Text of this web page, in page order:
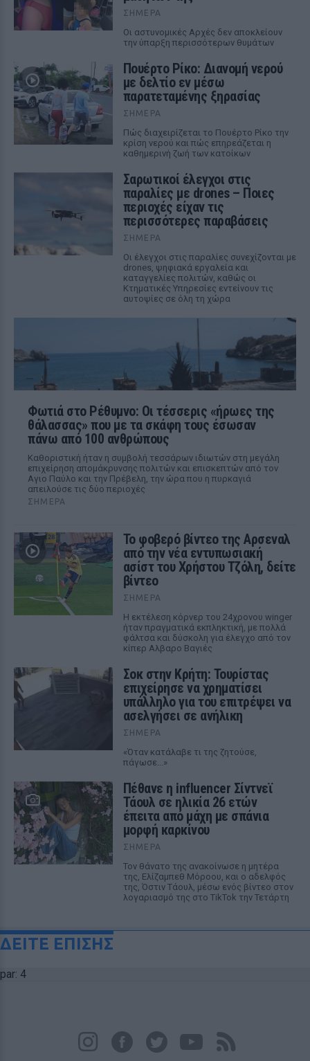
ΣΉΜΕΡΑ
Οι αστυνομικές Αρχές δεν αποκλείουν
την ύπαρξη περισσότερων θυμάτων
Πουέρτο Ρίκο: Διανομή νερού
με δελτίο εν μέσω
παρατεταμένης ξηρασίας
ΣΉΜΕΡΑ
Πώς διαχειρίζεται το Πουέρτο Ρίκο την
κρίση νερού και πώς επηρεάζεται η
καθημερινή ζωή των κατοίκων
Σαρωτικοί έλεγχοι στις
παραλίες με drones – Ποιες
περιοχές είχαν τις
περισσότερες παραβάσεις
ΣΉΜΕΡΑ
Οι έλεγχοι στις παραλίες συνεχίζονται με
drones, ψηφιακά εργαλεία και
καταγγελίες πολιτών, καθώς οι
Κτηματικές Υπηρεσίες εντείνουν τις
αυτοψίες σε όλη τη χώρα
Φωτιά στο Ρέθυμνο: Οι τέσσερις «ήρωες της
θάλασσας» που με τα σκάφη τους έσωσαν
πάνω από 100 ανθρώπους
Καθοριστική ήταν η συμβολή τεσσάρων ιδιωτών στη μεγάλη
επιχείρηση απομάκρυνσης πολιτών και επισκεπτών από τον
Αγιο Παύλο και την Πρέβελη, την ώρα που η πυρκαγιά
απειλούσε τις δύο περιοχές
ΣΉΜΕΡΑ
Το φοβερό βίντεο της Αρσεναλ
από την νέα εντυπωσιακή
ασίστ του Χρήστου Τζόλη, δείτε
βίντεο
ΣΉΜΕΡΑ
Η εκτέλεση κόρνερ του 24χρονου winger
ήταν πραγματικά εκπληκτική, με πολλά
φάλτσα και δύσκολη για έλεγχο από τον
κίπερ Αλβαρο Βαγιές
Σοκ στην Κρήτη: Τουρίστας
επιχείρησε να χρηματίσει
υπάλληλο για του επιτρέψει να
ασελγήσει σε ανήλικη
ΣΉΜΕΡΑ
«Όταν κατάλαβε τι της ζητούσε,
πάγωσε...»
Πέθανε η influencer Σίντνεϊ
Τάουλ σε ηλικία 26 ετών
έπειτα από μάχη με σπάνια
μορφή καρκίνου
ΣΉΜΕΡΑ
Τον θάνατο της ανακοίνωσε η μητέρα
της, Ελίζαμπεθ Μόροου, και ο αδελφός
της, Όστιν Τάουλ, μέσω ενός βίντεο στον
λογαριασμό της στο TikTok την Τετάρτη
ΔΕΙΤΕ ΕΠΙΣΗΣ
par: 4